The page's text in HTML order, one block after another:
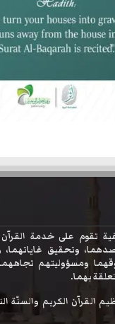
تقوم على خدمة القرآن
وتحقيق غاياتهما،
ومسؤوليتهم
بهما.
القرآن الكريم والسنّة